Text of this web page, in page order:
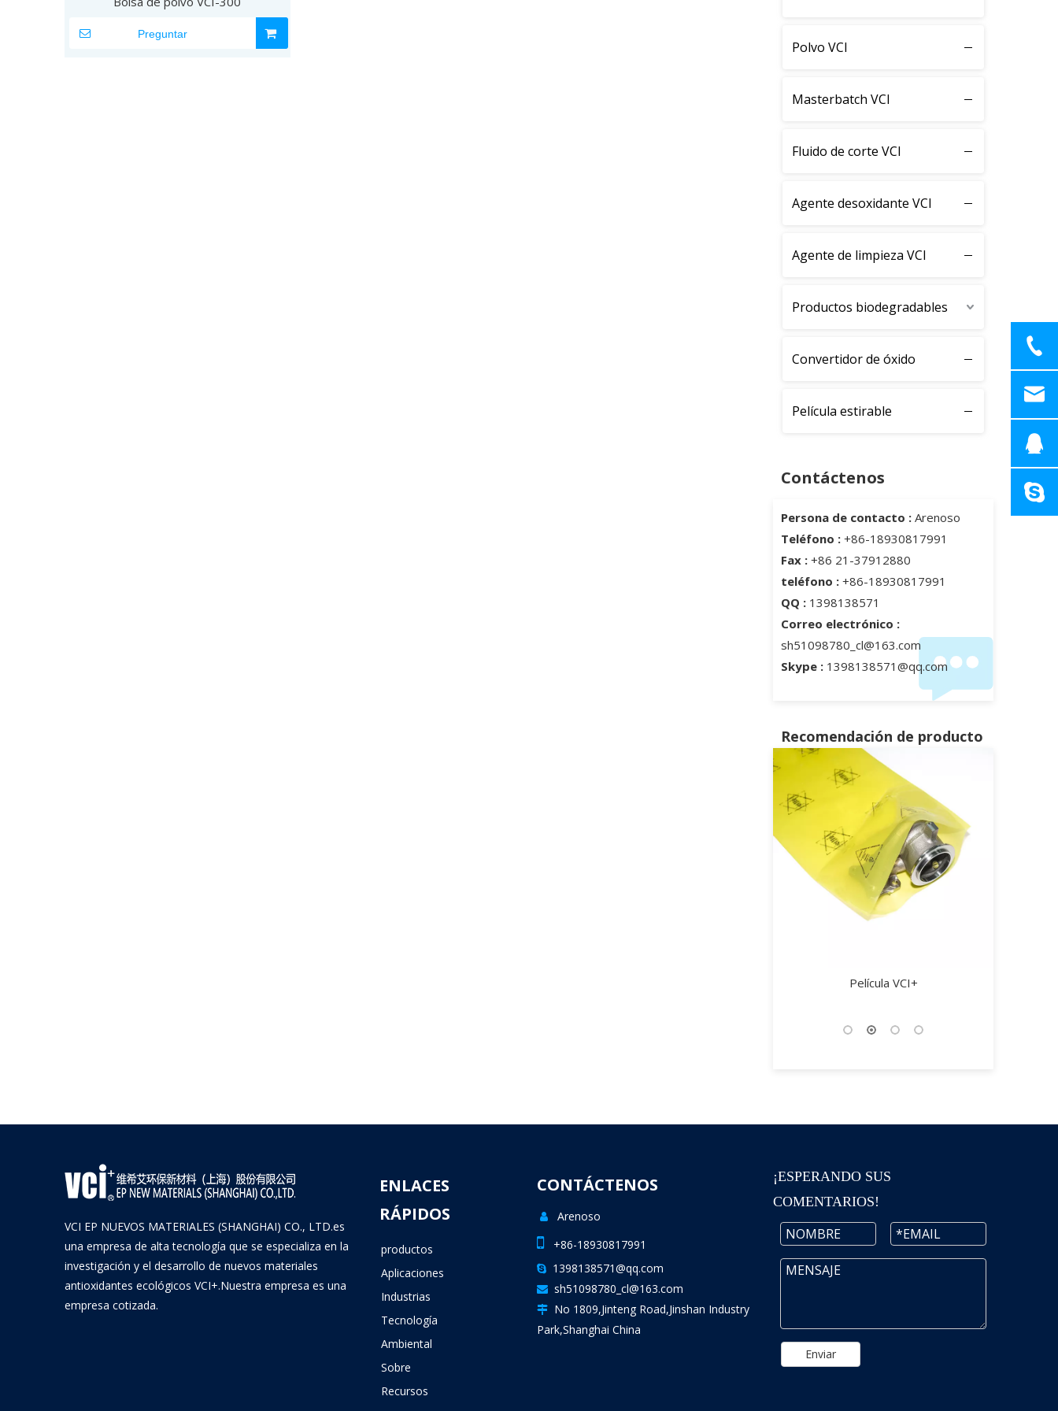
Preguntar
Polvo VCI
Masterbatch VCI
Fluido de corte VCI
Agente desoxidante VCI
Agente de limpieza VCI
Productos biodegradables
Convertidor de óxido
Película estirable
Contáctenos
Persona de contacto : Arenoso
Teléfono : +86-18930817991
Fax : +86 21-37912880
teléfono : +86-18930817991
QQ : 1398138571
Correo electrónico :
sh51098780_cl@163.com
Skype : 1398138571@qq.com
Recomendación de producto
Película VCI+
VCI EP NUEVOS MATERIALES (SHANGHAI) CO., LTD.es
una empresa de alta tecnología que se especializa en la
investigación y el desarrollo de nuevos materiales
antioxidantes ecológicos VCI+.Nuestra empresa es una
empresa cotizada.
ENLACES
RÁPIDOS
productos
Aplicaciones
Industrias
Tecnología
Ambiental
Sobre
Recursos
CONTÁCTENOS
 Arenoso
+86-18930817991
 1398138571@qq.com
 sh51098780_cl@163.com

No 1809,Jinteng Road,Jinshan Industry
Park,Shanghai China
¡ESPERANDO SUS
COMENTARIOS!
Enviar